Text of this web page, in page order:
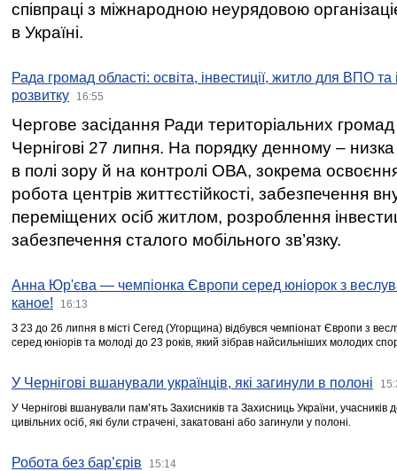
співпраці з міжнародною неурядовою
в Україні.
Рада громад області: освіта, інвестиції, житло для ВПО
розвитку
16:55
Чергове засідання Ради територіальних громад
Чернігові 27 липня. На порядку денному –
в полі зору й на контролі ОВА, зокрема освоєння
робота центрів життєстійкості, забезпечення
переміщених осіб житлом, розроблення
забезпечення сталого мобільного зв’язку.
Анна Юр'єва — чемпіонка Європи серед юніорок з
каное!
16:13
З 23 до 26 липня в місті Сегед (Угорщина) відбувся чемпіонат Європи з
серед юніорів та молоді до 23 років, який зібрав найсильніших молодих
У Чернігові вшанували українців, які загинули в полоні
У Чернігові вшанували пам’ять Захисників та Захисниць України,
цивільних осіб, які були страчені, закатовані або загинули у полоні.
Робота без бар’єрів 15:14